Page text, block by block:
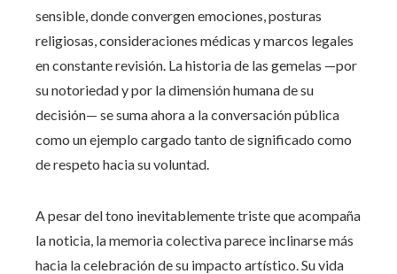
sensible, donde convergen emociones, posturas
religiosas, consideraciones médicas y marcos legales
en constante revisión. La historia de las gemelas —por
su notoriedad y por la dimensión humana de su
decisión— se suma ahora a la conversación pública
como un ejemplo cargado tanto de significado como
de respeto hacia su voluntad.
A pesar del tono inevitablemente triste que acompaña
la noticia, la memoria colectiva parece inclinarse más
hacia la celebración de su impacto artístico. Su vida